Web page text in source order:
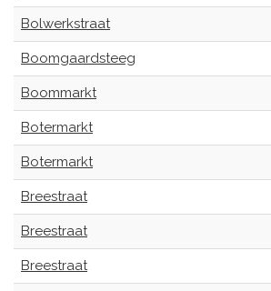
Bolwerkstraat
Boomgaardsteeg
Boommarkt
Botermarkt
Botermarkt
Breestraat
Breestraat
Breestraat